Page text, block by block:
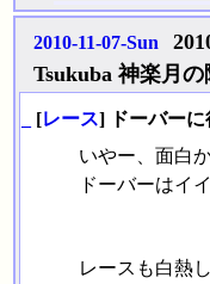
2010-11-07-Sun
Tsukuba 神楽月の
[レース] ドーバーに
いやー、面白
ドーバーはイイ
レースも白熱